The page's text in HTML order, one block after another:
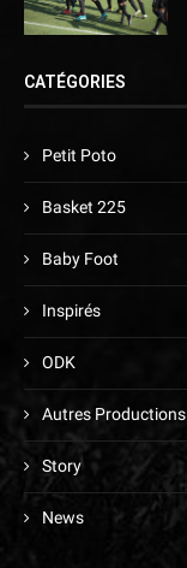
CATÉGORIES
Petit Poto
Basket 225
Baby Foot
Inspirés
ODK
Autres Productions
Story
News